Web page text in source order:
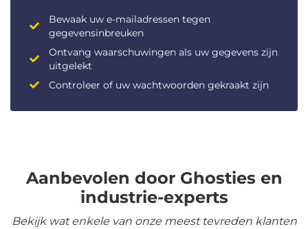
Bewaak uw e-mailadressen tegen
gegevensinbreuken
Ontvang waarschuwingen als uw gegevens zijn
uitgelekt
Controleer of uw wachtwoorden gekraakt zijn
Aanbevolen door Ghosties en
industrie-experts
Bekijk wat enkele van onze meest tevreden klanten